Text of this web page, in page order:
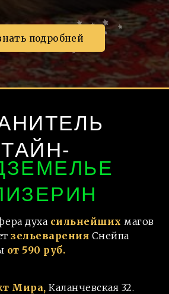
подробней
духа сильнейших магов
зельеварения Снейпа
от 590 руб.
ТАЙН-
Мира, Каланчевская 32.